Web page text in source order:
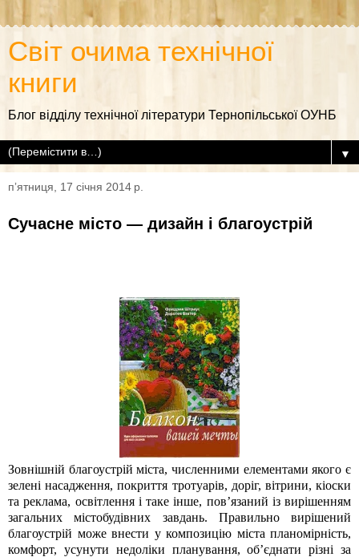
Світ очима технічної
книги
Блог відділу технічної літератури Тернопільської ОУНБ
▼
пʼятниця, 17 січня 2014 р.
Сучасне місто — дизайн і благоустрій
Зовнішній благоустрій міста, численними елементами якого є
зелені насадження, покриття тротуарів, доріг, вітрини, кіоски
та реклама, освітлення і таке інше, пов’язаний із вирішенням
загальних містобудівних завдань. Правильно вирішений
благоустрій може внести у композицію міста планомірність,
комфорт, усунути недоліки планування, об’єднати різні за